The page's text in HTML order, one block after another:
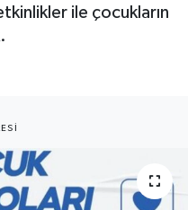
ile çocukların